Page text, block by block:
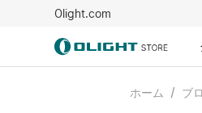
Olight.com
ホーム / ブ